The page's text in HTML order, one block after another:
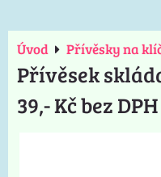
Úvod Přívěsky na
Přívěsek
39,- Kč bez DPH